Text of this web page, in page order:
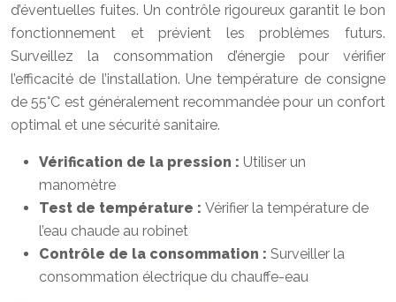
d’éventuelles fuites. Un contrôle rigoureux garantit le bon
fonctionnement et prévient les problèmes futurs.
Surveillez la consommation d’énergie pour vérifier
l’efficacité de l’installation. Une température de consigne
de 55°C est généralement recommandée pour un confort
optimal et une sécurité sanitaire.
Vérification de la pression : Utiliser un
manomètre
Test de température : Vérifier la température de
l’eau chaude au robinet
Contrôle de la consommation : Surveiller la
consommation électrique du chauffe-eau